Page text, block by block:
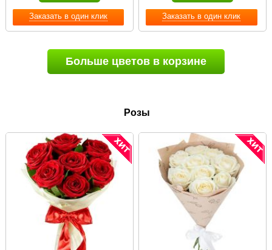
Заказать в один клик Заказать в один клик
Больше цветов в корзине
Розы